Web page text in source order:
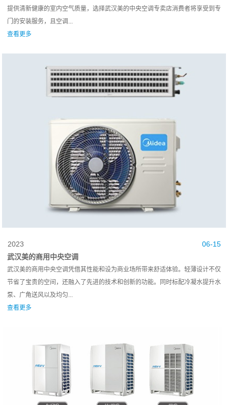
提供清新健康的室内空气质量，选择武汉美的中央空调专卖店消费者将享受到专
门的安装服务，且空调...
查看更多
06-15
2023
武汉美的商用中央空调
武汉美的商用中央空调凭借其性能和设为商业场所带来舒适体验。轻薄设计不仅
节省了宝贵的空间，还融入了先进的技术和创新的功能。同时标配冷凝水提升水
泵、广角送风以及均匀...
查看更多